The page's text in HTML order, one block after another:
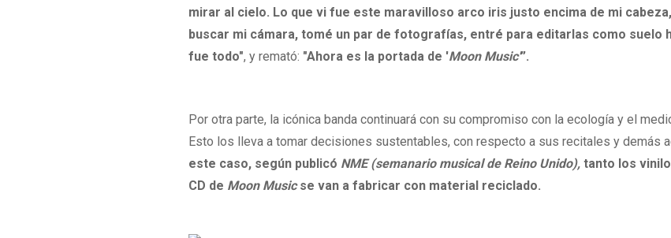
mirar al cielo. Lo que vi fue este maravilloso arco iris justo encima de mi
buscar mi cámara, tomé un par de fotografías, entré para editarlas como suelo
fue todo", y remató: "Ahora es la portada de 'Moon Music'”.
Por otra parte, la icónica banda continuará con su compromiso con la ecología y el
Esto los lleva a tomar decisiones sustentables, con respecto a sus recitales y demás
este caso, según publicó NME (semanario musical de Reino Unido), tanto los
CD de Moon Musicse van a fabricar con material reciclado.